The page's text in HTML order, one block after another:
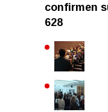
confirmen
628